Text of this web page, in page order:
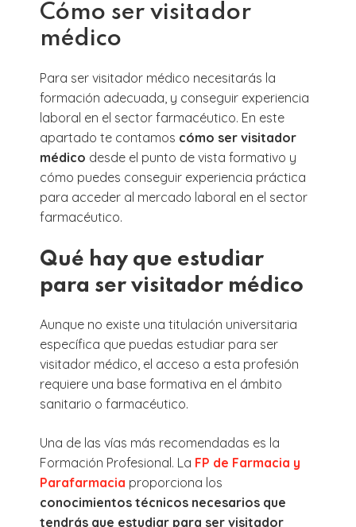
Cómo ser visitador
médico
Para ser visitador médico necesitarás la
formación adecuada, y conseguir experiencia
laboral en el sector farmacéutico. En este
apartado te contamos cómo ser visitador
médico desde el punto de vista formativo y
cómo puedes conseguir experiencia práctica
para acceder al mercado laboral en el sector
farmacéutico.
Qué hay que estudiar
para ser visitador médico
Aunque no existe una titulación universitaria
específica que puedas estudiar para ser
visitador médico, el acceso a esta profesión
requiere una base formativa en el ámbito
sanitario o farmacéutico.
Una de las vías más recomendadas es la
Formación Profesional. La FP de Farmacia y
Parafarmacia proporciona los
conocimientos técnicos necesarios que
tendrás que estudiar para ser visitador